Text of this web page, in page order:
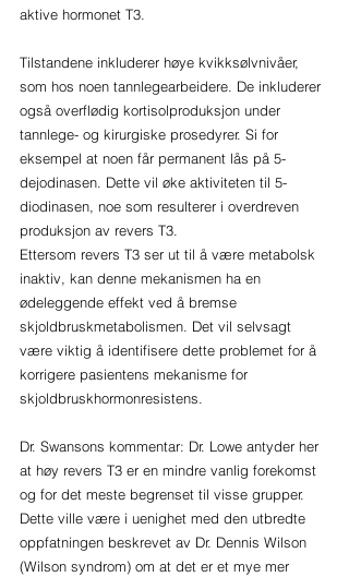
aktive hormonet T3.
Tilstandene inkluderer høye kvikksølvnivåer,
som hos noen tannlegearbeidere. De inkluderer
også overflødig kortisolproduksjon under
tannlege- og kirurgiske prosedyrer. Si for
eksempel at noen får permanent lås på 5-
dejodinasen. Dette vil øke aktiviteten til 5-
diodinasen, noe som resulterer i overdreven
produksjon av revers T3.
Ettersom revers T3 ser ut til å være metabolsk
inaktiv, kan denne mekanismen ha en
ødeleggende effekt ved å bremse
skjoldbruskmetabolismen. Det vil selvsagt
være viktig å identifisere dette problemet for å
korrigere pasientens mekanisme for
skjoldbruskhormonresistens.
Dr. Swansons kommentar: Dr. Lowe antyder her
at høy revers T3 er en mindre vanlig forekomst
og for det meste begrenset til visse grupper.
Dette ville være i uenighet med den utbredte
oppfatningen beskrevet av Dr. Dennis Wilson
(Wilson syndrom) om at det er et mye mer